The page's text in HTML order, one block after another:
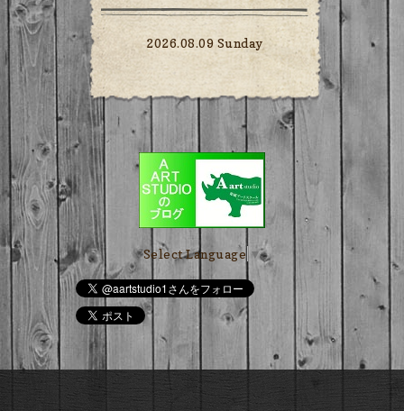
2026.08.09 Sunday
Select Language ▼